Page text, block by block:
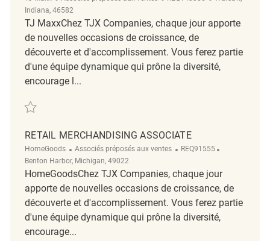
Indiana, 46582
TJ MaxxChez TJX Companies, chaque jour apporte
de nouvelles occasions de croissance, de
découverte et d'accomplissement. Vous ferez partie
d'une équipe dynamique qui prône la diversité,
encourage l...
Sauvegarder Merchandising Associate REQ143385
RETAIL MERCHANDISING ASSOCIATE
HomeGoods Catégorie
Associés préposés aux ventes ReqId
REQ91555
Benton Harbor, Michigan, 49022
HomeGoodsChez TJX Companies, chaque jour
apporte de nouvelles occasions de croissance, de
découverte et d'accomplissement. Vous ferez partie
d'une équipe dynamique qui prône la diversité,
encourage...